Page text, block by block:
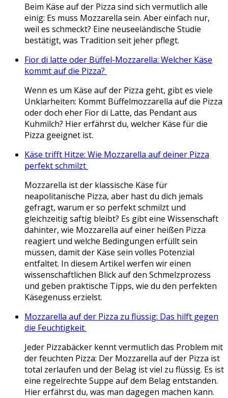
Beim Käse auf der Pizza sind sich vermutlich alle
einig: Es muss Mozzarella sein. Aber einfach nur,
weil es schmeckt? Eine neuseeländische Studie
bestätigt, was Tradition seit jeher pflegt.
Fior di latte oder Büffel-Mozzarella: Welcher Käse
kommt auf die Pizza?
Wenn es um Käse auf der Pizza geht, gibt es viele
Unklarheiten: Kommt Büffelmozzarella auf die Pizza
oder doch eher Fior di Latte, das Pendant aus
Kuhmilch? Hier erfährst du, welcher Käse für die
Pizza geeignet ist.
Käse trifft Hitze: Wie Mozzarella auf deiner Pizza
perfekt schmilzt
Mozzarella ist der klassische Käse für
neapolitanische Pizza, aber hast du dich jemals
gefragt, warum er so perfekt schmilzt und
gleichzeitig saftig bleibt? Es gibt eine Wissenschaft
dahinter, wie Mozzarella auf einer heißen Pizza
reagiert und welche Bedingungen erfüllt sein
müssen, damit der Käse sein volles Potenzial
entfaltet. In diesem Artikel werfen wir einen
wissenschaftlichen Blick auf den Schmelzprozess
und geben praktische Tipps, wie du den perfekten
Käsegenuss erzielst.
Mozzarella auf der Pizza zu flüssig: Das hilft gegen
die Feuchtigkeit
Jeder Pizzabäcker kennt vermutlich das Problem mit
der feuchten Pizza: Der Mozzarella auf der Pizza ist
total zerlaufen und der Belag ist viel zu flüssig. Es ist
eine regelrechte Suppe auf dem Belag entstanden.
Hier erfährst du, was man dagegen machen kann.